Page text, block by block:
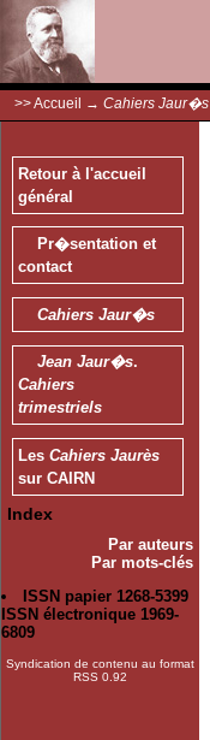
>>Accueil → Cahiers Jaur�s
Retour à l'accueil
général
Pr�sentation et
contact
Cahiers Jaur�s
Jean Jaur�s.
Cahiers
trimestriels
Les Cahiers Jaurès
sur CAIRN
Index
Par auteurs
Par mots-clés
ISSN papier 1268-5399
ISSN électronique 1969-
6809
Syndication de contenu au format
RSS 0.92